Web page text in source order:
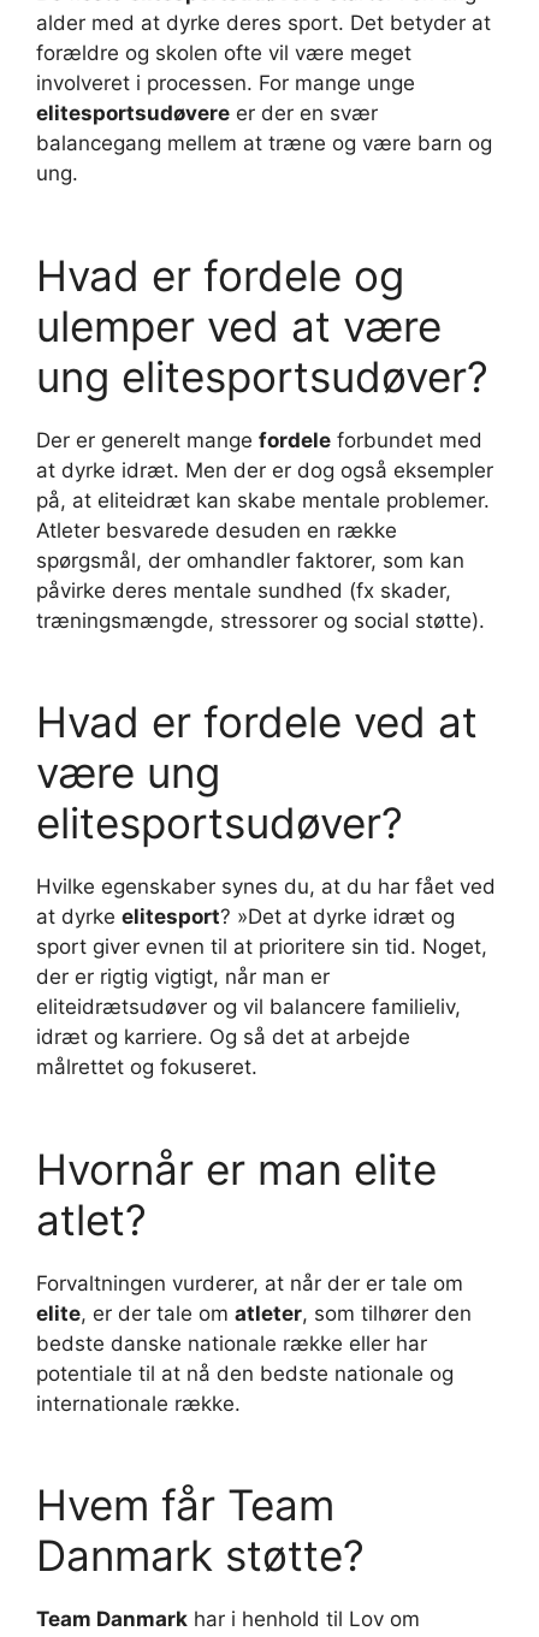
alder med at dyrke deres sport. Det betyder at
forældre og skolen ofte vil være meget
involveret i processen. For mange unge
elitesportsudøvere er der en svær
balancegang mellem at træne og være barn og
ung.
Hvad er fordele og
ulemper ved at være
ung elitesportsudøver?
Der er generelt mange fordele forbundet med
at dyrke idræt. Men der er dog også eksempler
på, at eliteidræt kan skabe mentale problemer.
Atleter besvarede desuden en række
spørgsmål, der omhandler faktorer, som kan
påvirke deres mentale sundhed (fx skader,
træningsmængde, stressorer og social støtte).
Hvad er fordele ved at
være ung
elitesportsudøver?
Hvilke egenskaber synes du, at du har fået ved
at dyrke elitesport? »Det at dyrke idræt og
sport giver evnen til at prioritere sin tid. Noget,
der er rigtig vigtigt, når man er
eliteidrætsudøver og vil balancere familieliv,
idræt og karriere. Og så det at arbejde
målrettet og fokuseret.
Hvornår er man elite
atlet?
Forvaltningen vurderer, at når der er tale om
elite, er der tale om atleter, som tilhører den
bedste danske nationale række eller har
potentiale til at nå den bedste nationale og
internationale række.
Hvem får Team
Danmark støtte?
Team Danmark har i henhold til Lov om